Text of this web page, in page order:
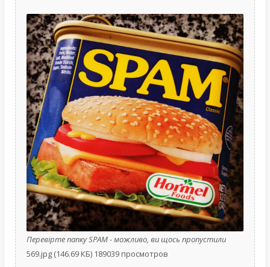
Перевірте папку SPAM - можливо, ви щось пропустили
569.jpg (146.69 КБ) 189039 просмотров